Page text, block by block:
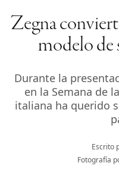
Zegna
modelo de
Durante la
en la Semana de
italiana ha querido
Escrito
Fotografía